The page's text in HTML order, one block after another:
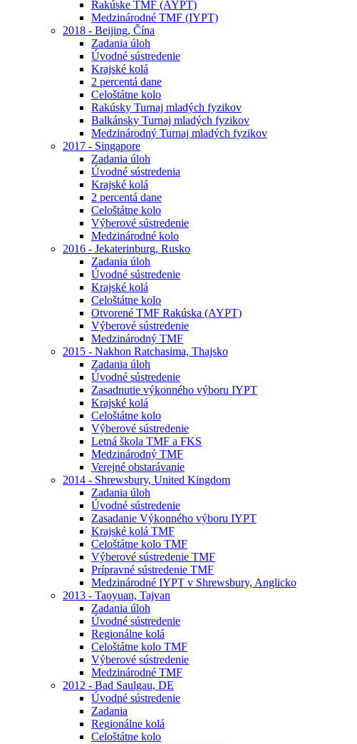
Rakúske TMF (AYPT)
Medzinárodné TMF (IYPT)
2018 - Beijing, Čína
Zadania úloh
Úvodné sústredenie
Krajské kolá
2 percentá dane
Celoštátne kolo
Rakúsky Turnaj mladých fyzikov
Balkánsky Turnaj mladých fyzikov
Medzinárodný Turnaj mladých fyzikov
2017 - Singapore
Zadania úloh
Úvodné sústredenia
Krajské kolá
2 percentá dane
Celoštátne kolo
Výberové sústredenie
Medzinárodné kolo
2016 - Jekaterinburg, Rusko
Zadania úloh
Úvodné sústredenie
Krajské kolá
Celoštátne kolo
Otvorené TMF Rakúska (AYPT)
Výberové sústredenie
Medzinárodný TMF
2015 - Nakhon Ratchasima, Thajsko
Zadania úloh
Úvodné sústredenie
Zasadnutie výkonného výboru IYPT
Krajské kolá
Celoštátne kolo
Výberové sústredenie
Letná škola TMF a FKS
Medzinárodný TMF
Verejné obstarávanie
2014 - Shrewsbury, United Kingdom
Zadania úloh
Úvodné sústredenie
Zasadanie Výkonného výboru IYPT
Krajské kolá TMF
Celoštátne kolo TMF
Výberové sústredenie TMF
Prípravné sústredenie TMF
Medzinárodné IYPT v Shrewsbury, Anglicko
2013 - Taoyuan, Tajvan
Zadania úloh
Úvodné sústredenie
Regionálne kolá
Celoštátne kolo TMF
Výberové sústredenie
Medzinárodné TMF
2012 - Bad Saulgau, DE
Úvodné sústredenie
Zadania
Regionálne kolá
Celoštátne kolo